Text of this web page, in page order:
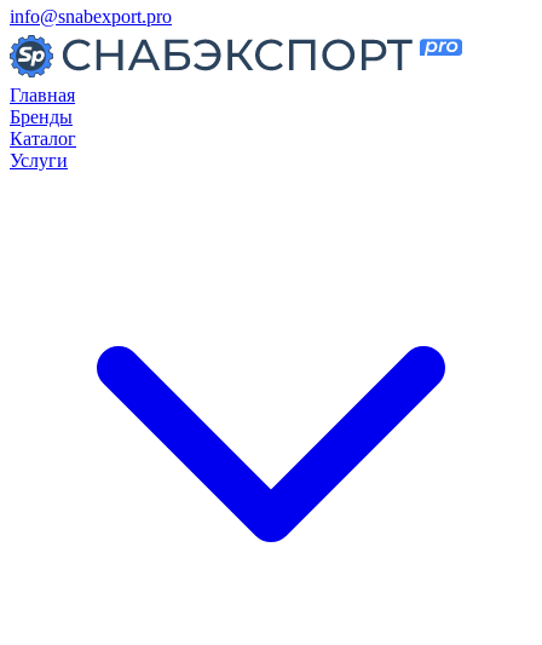
info@snabexport.pro
Главная
Бренды
Каталог
Услуги